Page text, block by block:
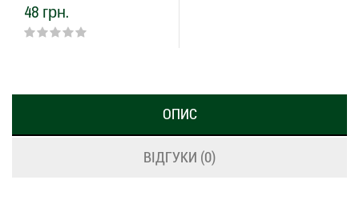
вис. 3мм
48 грн.
ОПИС
ВІДГУКИ (0)